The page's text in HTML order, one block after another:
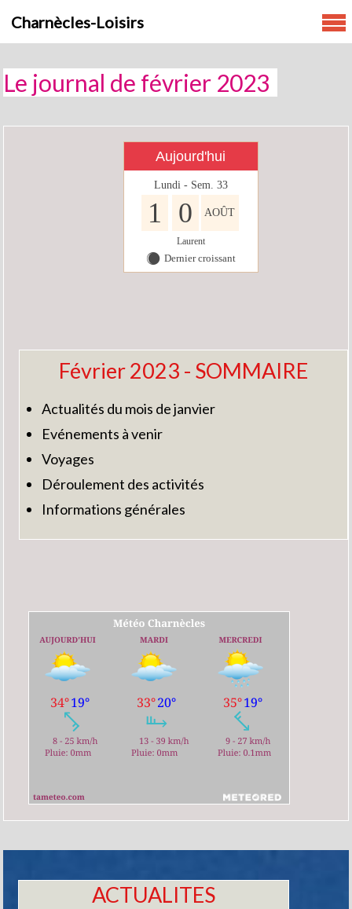
Charnècles-Loisirs
Le journal de février 2023
Aujourd'hui
Lundi - Sem. 33
1 0 AOÛT
Laurent
Y Dernier croissant
Février 2023 - SOMMAIRE
Actualités du mois de janvier
Evénements à venir
Voyages
Déroulement des activités
Informations générales
ACTUALITES